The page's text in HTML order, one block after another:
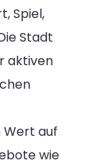
Spiel,
Stadt
aktiven
Wert auf
wie